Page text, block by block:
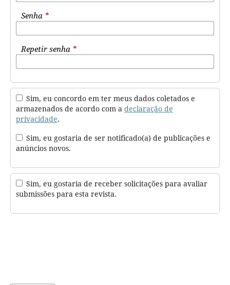
Senha *
Repetir senha *
Sim, eu concordo em ter meus dados coletados e
armazenados de acordo com a declaração de
privacidade.
Sim, eu gostaria de ser notificado(a) de publicações e
anúncios novos.
Sim, eu gostaria de receber solicitações para avaliar
submissões para esta revista.